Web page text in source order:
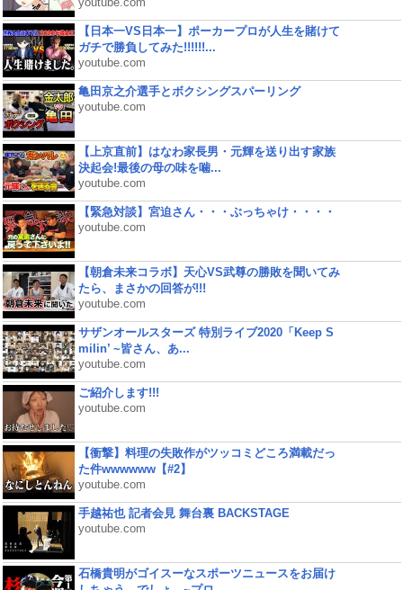
youtube.com
【日本一VS日本一】ポーカープロが人生を賭けて
ガチで勝負してみた!!!!!!...
youtube.com
亀田京之介選手とボクシングスパーリング
youtube.com
【上京直前】はなわ家長男・元輝を送り出す家族
決起会!最後の母の味を噛...
youtube.com
【緊急対談】宮迫さん・・・ぶっちゃけ・・・・
youtube.com
【朝倉未来コラボ】天心VS武尊の勝敗を聞いてみ
たら、まさかの回答が!!!
youtube.com
サザンオールスターズ 特別ライブ2020「Keep S
milin’ ~皆さん、あ...
youtube.com
ご紹介します!!!
youtube.com
【衝撃】料理の失敗作がツッコミどころ満載だっ
た件wwwwww【#2】
youtube.com
手越祐也 記者会見 舞台裏 BACKSTAGE
youtube.com
石橋貴明がゴイスーなスポーツニュースをお届け